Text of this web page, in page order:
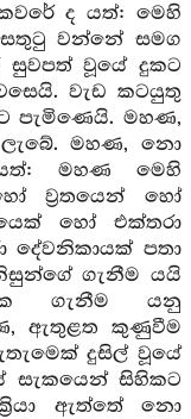
ද යත්: මෙහි
වන්නේ සමග
වූයේ දුකට
වැඩ කටයුතු
පැමිණෙයි. මහණ,
මහණ, නො
මහණ මෙහි
ව්‍රතයෙන් හෝ
හෝ එක්තරා
දේවනිකායක් පතා
ගැනීම යයි
ගැනීම යනු
ඇතුළත කුණුවීම
දුසිල් වූයේ
සැකයෙන් සිහිකට
ඇත්තේ නො